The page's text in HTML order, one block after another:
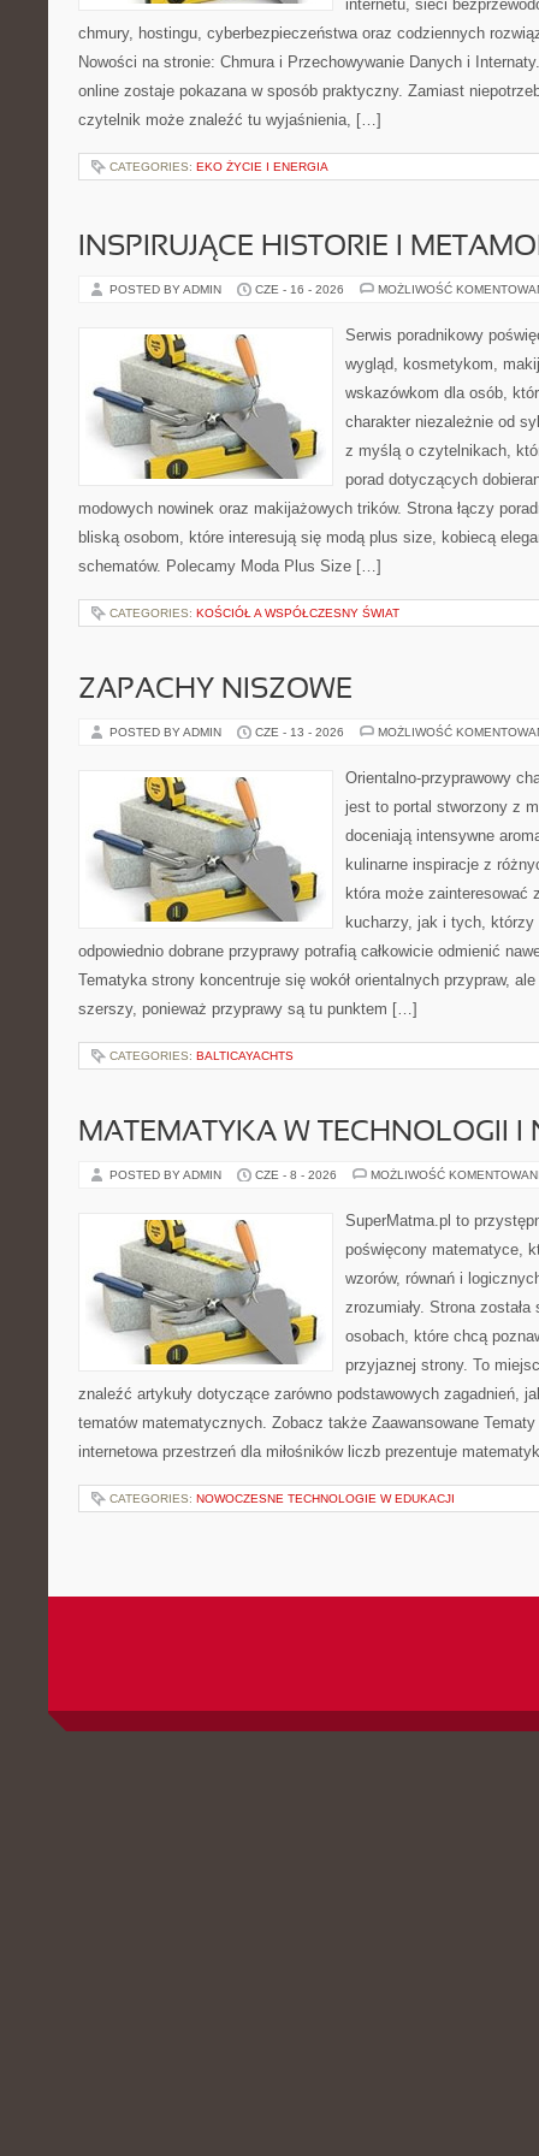
internetu, sieci
chmury, hostingu, cyberbezpieczeństwa oraz codziennych
Nowości na stronie: Chmura i Przechowywanie Danych i
online zostaje pokazana w sposób praktyczny. Zamiast
czytelnik może znaleźć tu wyjaśnienia, […]
CATEGORIES: EKO ŻYCIE I ENERGIA
INSPIRUJĄCE HISTORIE I
POSTED BY ADMIN CZE - 16 - 2026 MOŻLIWOŚĆ
Serwis poradnikowy
wygląd, kosmetykom,
wskazówkom dla osób,
charakter niezależnie od
z myślą o czytelnikach,
porad dotyczących
modowych nowinek oraz makijażowych trików. Strona łączy
bliską osobom, które interesują się modą plus size, kobiecą
schematów. Polecamy Moda Plus Size […]
CATEGORIES: KOŚCIÓŁ A WSPÓŁCZESNY ŚWIAT
ZAPACHY NISZOWE
POSTED BY ADMIN CZE - 13 - 2026 MOŻLIWOŚĆ
Orientalno-przyprawowy
jest to portal stworzony z
doceniają intensywne
kulinarne inspiracje z
która może zainteresować
kucharzy, jak i tych, którzy
odpowiednio dobrane przyprawy potrafią całkowicie odmienić
Tematyka strony koncentruje się wokół orientalnych przypraw,
szerszy, ponieważ przyprawy są tu punktem […]
CATEGORIES: BALTICAYACHTS
MATEMATYKA W TECHNOLOGII I
POSTED BY ADMIN CZE - 8 - 2026 MOŻLIWOŚĆ
SuperMatma.pl to
poświęcony matematyce,
wzorów, równań i
zrozumiały. Strona
osobach, które chcą
przyjaznej strony. To
znaleźć artykuły dotyczące zarówno podstawowych zagadnień,
tematów matematycznych. Zobacz także Zaawansowane
internetowa przestrzeń dla miłośników liczb prezentuje
CATEGORIES: NOWOCZESNE TECHNOLOGIE W EDUKACJI